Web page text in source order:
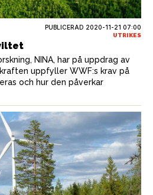
PUBLICERAD 2020-11-21 07:00
UTRIKES
NINA, har på uppdrag av
uppfyller WWF:s krav på
och hur den påverkar